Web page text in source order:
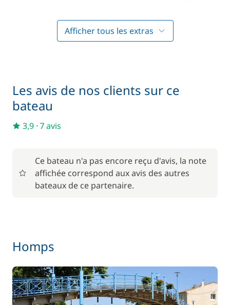
En option
Animaux de compagnie
Le paquet environnemental
Location de vélo - Adulte 59,50 €
/ semaine
Afficher tous les extras
Les avis de nos clients sur ce
bateau
3,9 · 7 avis
Ce bateau n'a pas encore reçu d'avis, la note
affichée correspond aux avis des autres
bateaux de ce partenaire.
Homps